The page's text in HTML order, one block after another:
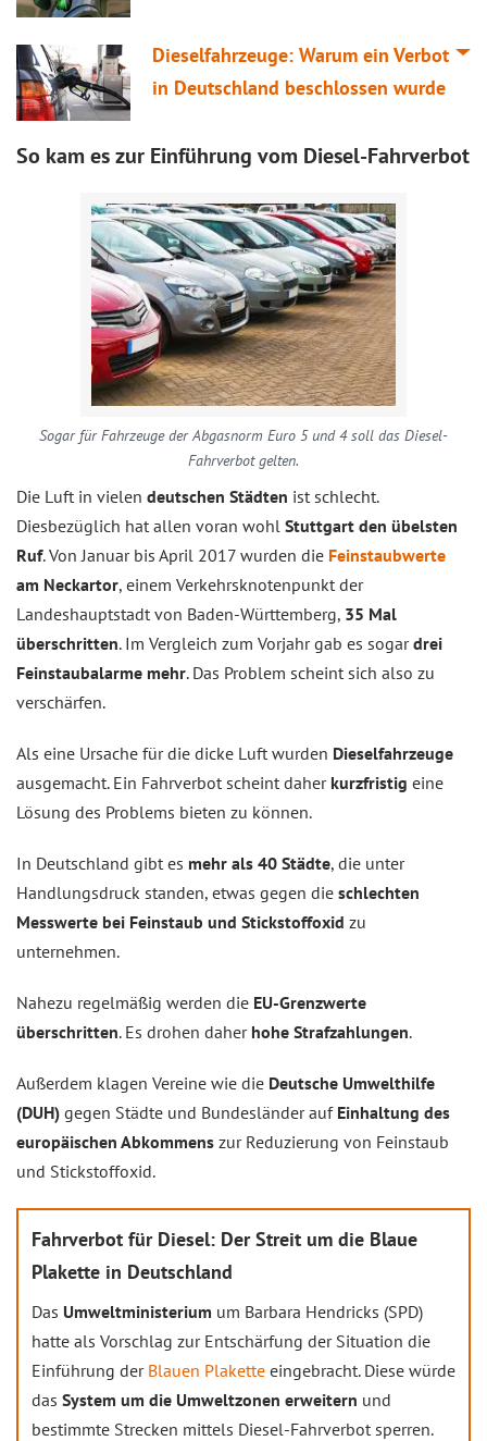
Dieselfahrzeuge: Warum ein Verbot
in Deutschland beschlossen wurde
So kam es zur Einführung vom Diesel-Fahrverbot
Sogar für Fahrzeuge der Abgasnorm Euro 5 und 4 soll das Diesel-
Fahrverbot gelten.
Die Luft in vielen deutschen Städten ist schlecht.
Diesbezüglich hat allen voran wohl Stuttgart den übelsten
Ruf. Von Januar bis April 2017 wurden die Feinstaubwerte
am Neckartor, einem Verkehrsknotenpunkt der
Landeshauptstadt von Baden-Württemberg, 35 Mal
überschritten. Im Vergleich zum Vorjahr gab es sogardrei
Feinstaubalarme mehr. Das Problem scheint sich also zu
verschärfen.
Als eine Ursache für die dicke Luft wurden Dieselfahrzeuge
ausgemacht. Ein Fahrverbot scheint daher kurzfristig eine
Lösung des Problems bieten zu können.
In Deutschland gibt es mehr als 40 Städte, die unter
Handlungsdruck standen, etwas gegen die schlechten
Messwerte bei Feinstaub und Stickstoffoxid zu
unternehmen.
Nahezu regelmäßig werden die EU-Grenzwerte
überschritten. Es drohen daher hohe Strafzahlungen.
Außerdem klagen Vereine wie die Deutsche Umwelthilfe
(DUH) gegen Städte und Bundesländer auf Einhaltung des
europäischen Abkommens zur Reduzierung von Feinstaub
und Stickstoffoxid.
Fahrverbot für Diesel: Der Streit um die Blaue
Plakette in Deutschland
Das Umweltministerium um Barbara Hendricks (SPD)
hatte als Vorschlag zur Entschärfung der Situation die
Einführung der Blauen Plakette eingebracht. Diese würde
das System um die Umweltzonen erweitern und
bestimmte Strecken mittels Diesel-Fahrverbot sperren.